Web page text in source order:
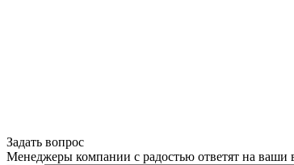
Задать вопрос
Менеджеры компании с радостью ответят на ваши